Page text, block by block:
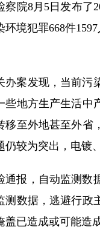
院8月5日发布了
环境犯罪668件
发现，当前污染
些地方生产生活中
移至外地甚至外
仍较为突出，电镀
，自动监测数据
测数据，逃避行政
盖已造成或可能造